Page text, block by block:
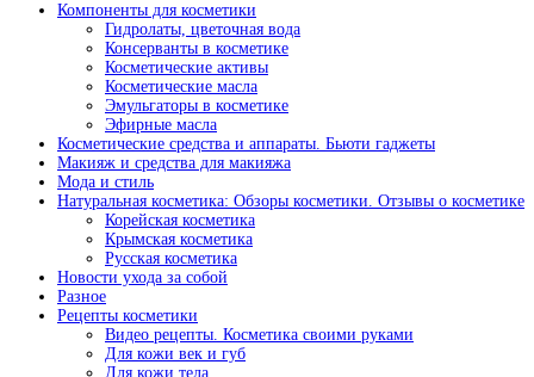
Компоненты для косметики
Гидролаты, цветочная вода
Консерванты в косметике
Косметические активы
Косметические масла
Эмульгаторы в косметике
Эфирные масла
Косметические средства и аппараты. Бьюти гаджеты
Макияж и средства для макияжа
Мода и стиль
Натуральная косметика: Обзоры косметики. Отзывы о косметике
Корейская косметика
Крымская косметика
Русская косметика
Новости ухода за собой
Разное
Рецепты косметики
Видео рецепты. Косметика своими руками
Для кожи век и губ
Для кожи тела